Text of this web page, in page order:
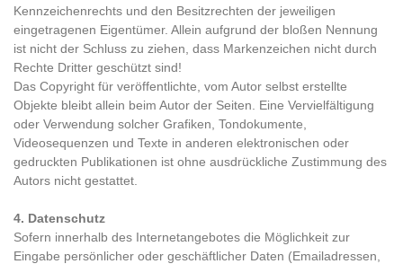
Kennzeichenrechts und den Besitzrechten der jeweiligen
eingetragenen Eigentümer. Allein aufgrund der bloßen Nennung
ist nicht der Schluss zu ziehen, dass Markenzeichen nicht durch
Rechte Dritter geschützt sind!
Das Copyright für veröffentlichte, vom Autor selbst erstellte
Objekte bleibt allein beim Autor der Seiten. Eine Vervielfältigung
oder Verwendung solcher Grafiken, Tondokumente,
Videosequenzen und Texte in anderen elektronischen oder
gedruckten Publikationen ist ohne ausdrückliche Zustimmung des
Autors nicht gestattet.
4. Datenschutz
Sofern innerhalb des Internetangebotes die Möglichkeit zur
Eingabe persönlicher oder geschäftlicher Daten (Emailadressen,